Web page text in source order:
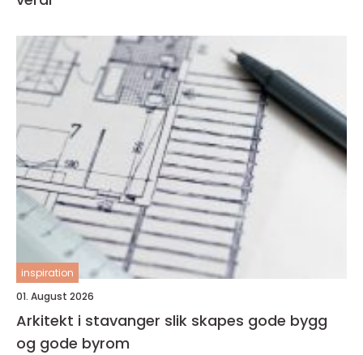
inspiration
01. August 2026
Arkitekt i stavanger slik skapes gode bygg
og gode byrom